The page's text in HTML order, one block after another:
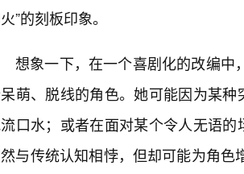
”的刻板印象。
想象一下，在一个喜剧化的改编中
萌、脱线的角色。她可能因为某
口水；或者在面对某个令人无语
与传统认知相悖，但却可能为角